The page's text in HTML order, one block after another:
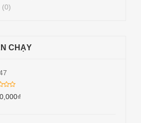
(0)
CHẠY
₫